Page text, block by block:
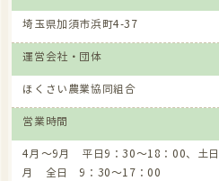
埼玉県加須市浜町4-37
運営会社・団体
ほくさい農業協同組合
営業時間
4月～9月 平日9：30～18：00、土
月 全日 9：30～17：00